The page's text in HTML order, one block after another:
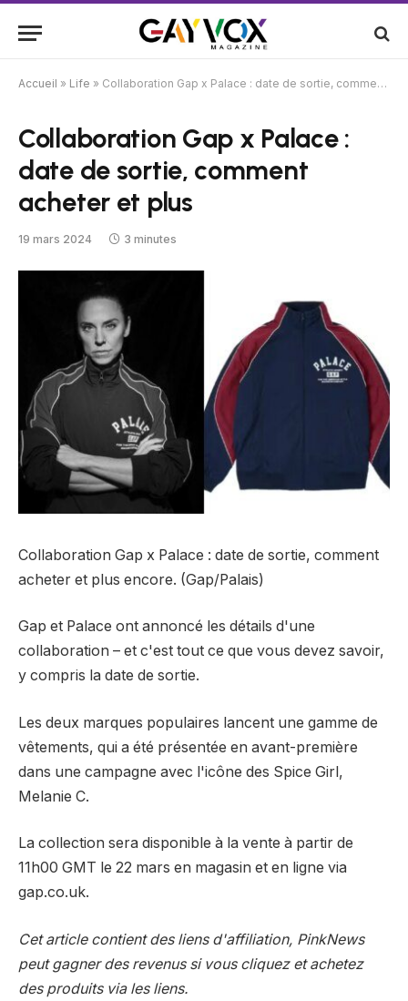
Accueil » Life » Collaboration Gap x Palace : date de sortie, comment acheter et plus
Collaboration Gap x Palace :
date de sortie, comment
acheter et plus
19 mars 2024 3 minutes
Collaboration Gap x Palace : date de sortie, comment
acheter et plus encore. (Gap/Palais)
Gap et Palace ont annoncé les détails d'une
collaboration – et c'est tout ce que vous devez savoir,
y compris la date de sortie.
Les deux marques populaires lancent une gamme de
vêtements, qui a été présentée en avant-première
dans une campagne avec l'icône des Spice Girl,
Melanie C.
La collection sera disponible à la vente à partir de
11h00 GMT le 22 mars en magasin et en ligne via
gap.co.uk.
Cet article contient des liens d'affiliation, PinkNews
peut gagner des revenus si vous cliquez et achetez
des produits via les liens.